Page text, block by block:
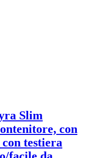
Slim
con
testiera